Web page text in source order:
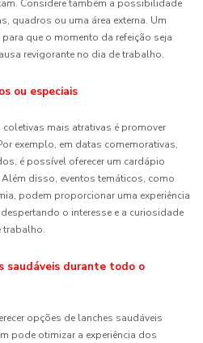
Considere também a possibilidade
quadros ou uma área externa. Um
que o momento da refeição seja
revigorante no dia de trabalho.
ou especiais
mais atrativas é promover
exemplo, em datas comemorativas,
é possível oferecer um cardápio
disso, eventos temáticos, como
podem proporcionar uma experiência
o interesse e a curiosidade
trabalho.
saudáveis durante todo o
opções de lanches saudáveis
pode otimizar a experiência dos